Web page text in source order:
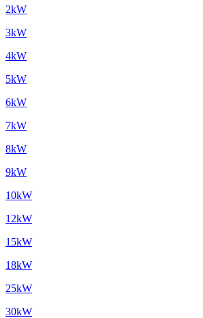
2kW
3kW
4kW
5kW
6kW
7kW
8kW
9kW
10kW
12kW
15kW
18kW
25kW
30kW